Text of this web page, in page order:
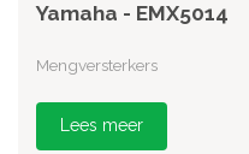
Yamaha - EMX5014
Mengversterkers
Lees meer